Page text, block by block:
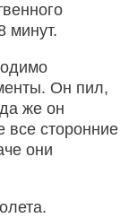
минут.
Он пил,
же он
все сторонние
они